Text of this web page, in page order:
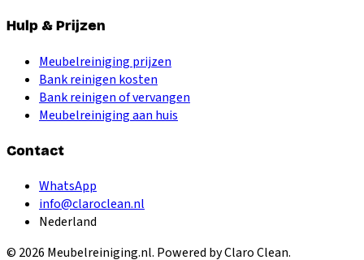
Hulp & Prijzen
Meubelreiniging prijzen
Bank reinigen kosten
Bank reinigen of vervangen
Meubelreiniging aan huis
Contact
WhatsApp
info@claroclean.nl
Nederland
© 2026 Meubelreiniging.nl. Powered by Claro Clean.